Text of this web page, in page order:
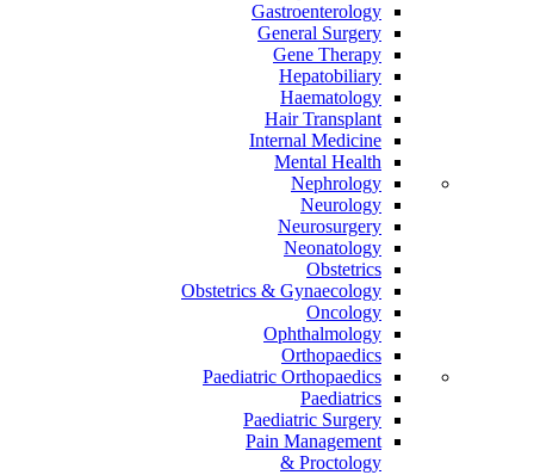
Gastroenterology
General Surgery
Gene Therapy
Hepatobiliary
Haematology
Hair Transplant
Internal Medicine
Mental Health
Nephrology
Neurology
Neurosurgery
Neonatology
Obstetrics
Obstetrics & Gynaecology
Oncology
Ophthalmology
Orthopaedics
Paediatric Orthopaedics
Paediatrics
Paediatric Surgery
Pain Management
Proctology &